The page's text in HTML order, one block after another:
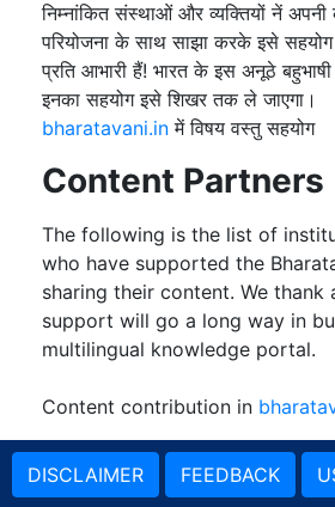
निम्नांकित संस्थाओं और व्यक्तियों नें अपनी
परियोजना के साथ साझा करके इसे
प्रति आभारी हैं! भारत के इस अनूठे बहुभाषी
इनका सहयोग इसे शिखर तक ले जाएगा।
bharatavani.in में विषय वस्तु सहयोग
Content Partners
The following is the list of
who have supported the
sharing their content. We thank
support will go a long way in
multilingual knowledge portal.
Content contribution in
DISCLAIMER FEEDBACK